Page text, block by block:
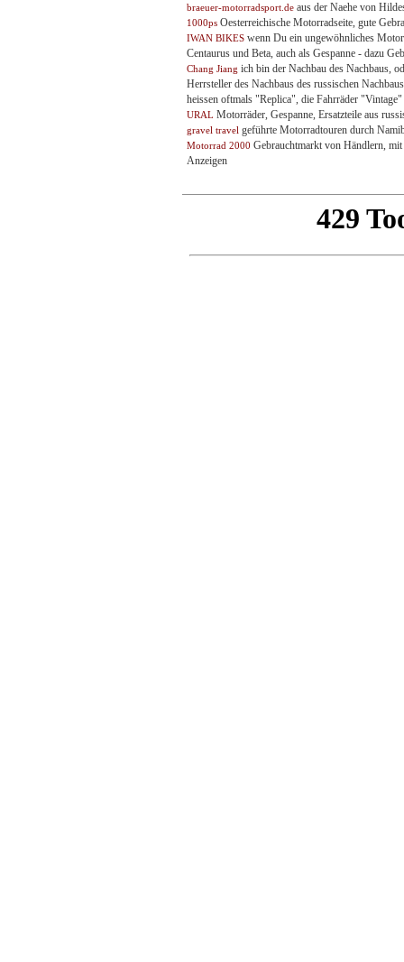
braeuer-motorradsport.de aus der Naehe von
1000ps Oesterreichische Motorradseite, gute
IWAN BIKES wenn Du ein ungewöhnliches
Centaurus und Beta, auch als Gespanne - dazu
Chang Jiang ich bin der Nachbau des Nachbaus,
Herrsteller des Nachbaus des russischen
heissen oftmals "Replica", die Fahrräder "Vintage"
URAL Motorräder, Gespanne, Ersatzteile aus
gravel travel geführte Motorradtouren durch
Motorrad 2000 Gebrauchtmarkt von Händlern,
Anzeigen